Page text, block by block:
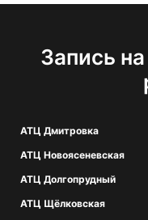
Запись
АТЦ Дмитровка
АТЦ Новоясеневская
АТЦ Долгопрудный
АТЦ Щёлковская